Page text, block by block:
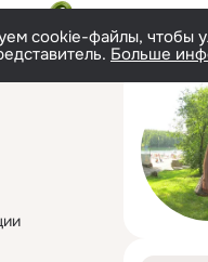
cookie-файлы, чтобы
Больше